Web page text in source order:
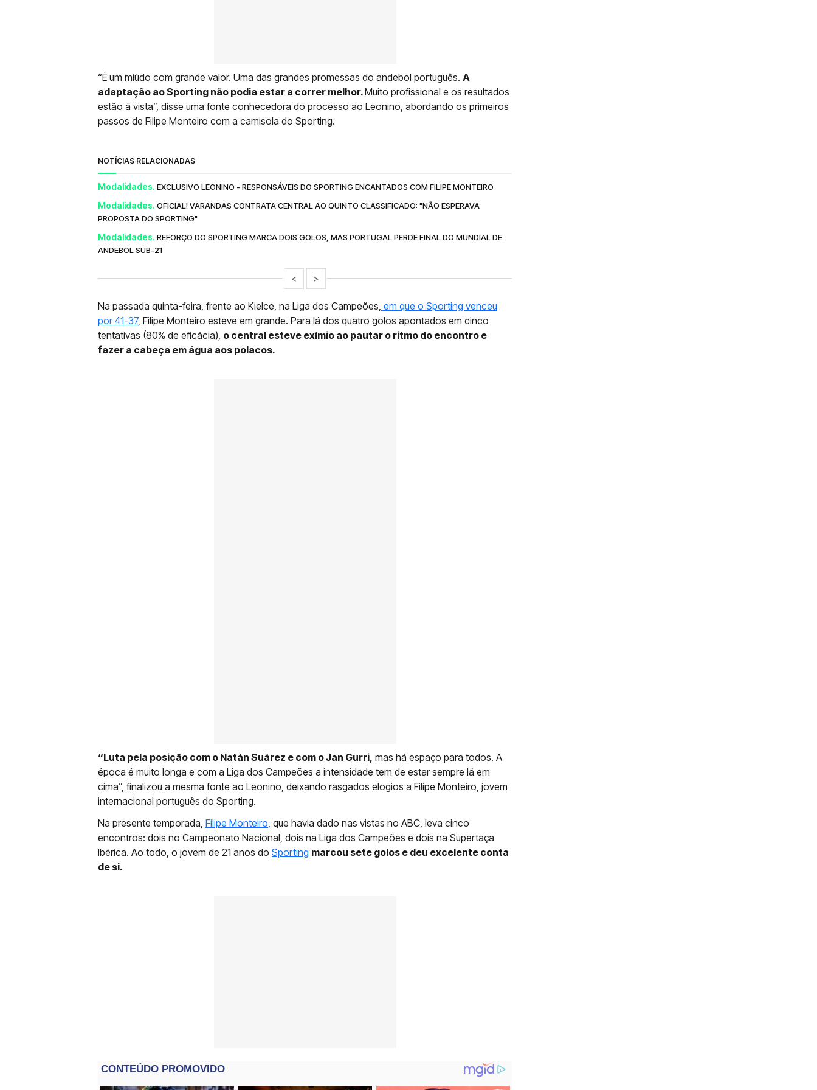
“É um miúdo com grande valor. Uma das grandes promessas do andebol português. A
adaptação ao Sporting não podia estar a correr melhor.Muito profissional e os resultados
estão à vista”, disse uma fonte conhecedora do processo ao Leonino, abordando os primeiros
passos de Filipe Monteiro com a camisola do Sporting.
NOTÍCIAS RELACIONADAS
Modalidades. EXCLUSIVO LEONINO - RESPONSÁVEIS DO SPORTING ENCANTADOS COM FILIPE MONTEIRO
Modalidades. OFICIAL! VARANDAS CONTRATA CENTRAL AO QUINTO CLASSIFICADO: "NÃO ESPERAVA
PROPOSTA DO SPORTING"
Modalidades. REFORÇO DO SPORTING MARCA DOIS GOLOS, MAS PORTUGAL PERDE FINAL DO MUNDIAL DE
ANDEBOL SUB-21
< >
Na passada quinta-feira, frente ao Kielce, na Liga dos Campeões, em que o Sporting venceu
por 41-37, Filipe Monteiro esteve em grande. Para lá dos quatro golos apontados em cinco
tentativas (80% de eficácia), o central esteve exímio ao pautar o ritmo do encontro e
fazer a cabeça em água aos polacos.
“Luta pela posição com o Natán Suárez e com o Jan Gurri, mas há espaço para todos. A
época é muito longa e com a Liga dos Campeões a intensidade tem de estar sempre lá em
cima”, finalizou a mesma fonte ao Leonino, deixando rasgados elogios a Filipe Monteiro, jovem
internacional português do Sporting.
Na presente temporada, Filipe Monteiro , que havia dado nas vistas no ABC, leva cinco
encontros: dois no Campeonato Nacional, dois na Liga dos Campeões e dois na Supertaça
Ibérica. Ao todo, o jovem de 21 anos do Sporting marcou sete golos e deu excelente conta
de si.